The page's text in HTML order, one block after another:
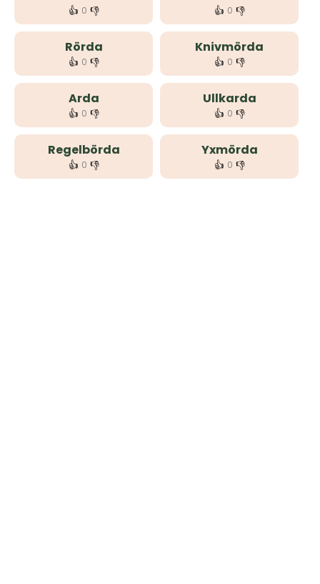
👍 0 👎 👍 0 👎
Rörda
👍 0 👎
Knivmörda
👍 0 👎
Arda
👍 0 👎
Ullkarda
👍 0 👎
Regelbörda
👍 0 👎
Yxmörda
👍 0 👎